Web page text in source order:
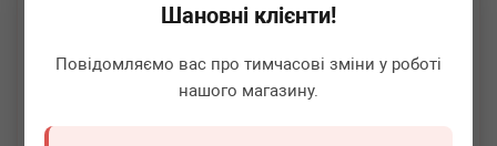
Шановні клієнти!
Повідомляємо вас про тимчасові зміни у роботі
нашого магазину.
В кошик